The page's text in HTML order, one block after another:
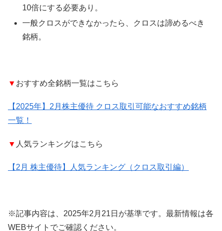
10倍にする必要あり。
一般クロスができなかったら、クロスは諦めるべき
銘柄。
▼ おすすめ全銘柄一覧はこちら
【2025年】2月株主優待 クロス取引可能なおすすめ銘柄
一覧！
▼ 人気ランキングはこちら
【2月 株主優待】人気ランキング（クロス取引編）
※記事内容は、2025年2月21日が基準です。最新情報は各
WEBサイトでご確認ください。